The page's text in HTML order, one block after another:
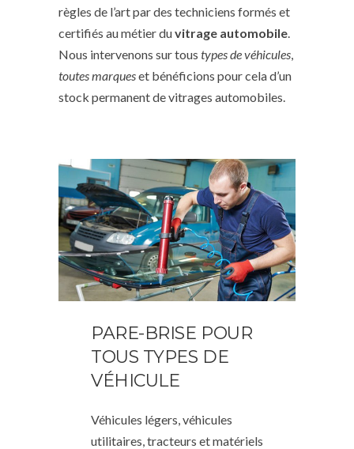
règles de l’art par des techniciens formés et
certifiés au métier duvitrage automobile
Nous intervenons sur tous types de véhicules
toutes marqueset bénéficions pour cela d’un
stock permanent de vitrages automobiles.
PARE-BRISE POUR
TOUS TYPES DE
VÉHICULE
Véhicules légers, véhicules
utilitaires, tracteurs et matériels